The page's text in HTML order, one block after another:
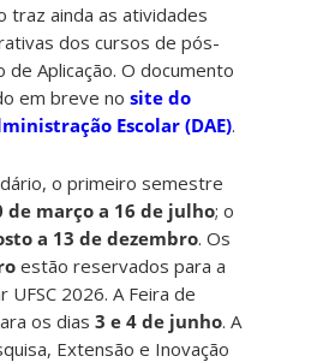
traz ainda as atividades
dos cursos de pós-
de Aplicação. O documento
em breve nosite do
Escolar (DAE).
o primeiro semestre
de março a 16 de julho; o
a 13 de dezembro. Os
estão reservados para a
2026. A Feira de
os dias3 e 4 de junho. A
Extensão e Inovação